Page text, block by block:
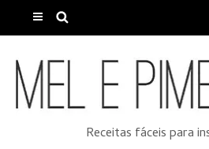
Receitas fáceis para